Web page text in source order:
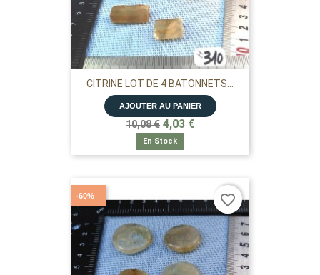
CITRINE LOT DE 4 BATONNETS...
AJOUTER AU PANIER
10,08 € 4,03 €
En Stock
-60% favorite_border